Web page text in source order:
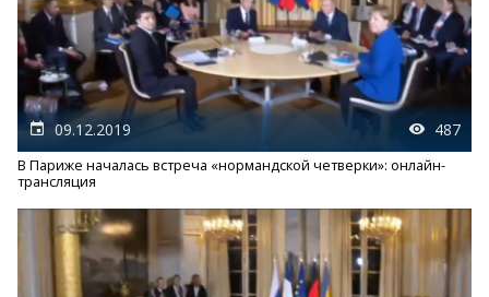
09.12.2019 487
В Париже началась встреча «нормандской четверки»: онлайн-
трансляция